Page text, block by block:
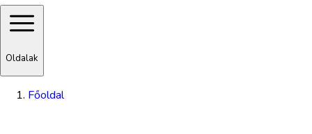
Oldalak
Főoldal